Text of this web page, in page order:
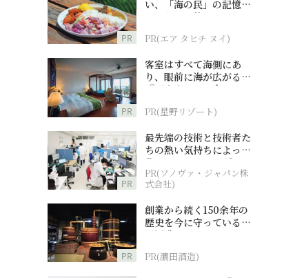
PR
い、「海の民」の記憶へ
とつながる旅
PR(エア タヒチ ヌイ)
PR
客室はすべて海側にあ
り、眼前に海が広がる
『西表島ホテル by 星野
PR(星野リゾート)
PR
最先端の技術と技術者た
ちの熱い気持ちによって
作られているオーダーメ
イド補聴器
PR(ソノヴァ・ジャパン株
式会社)
PR
創業から続く150余年の
歴史を今に守っている濵
田酒造
PR(濵田酒造)